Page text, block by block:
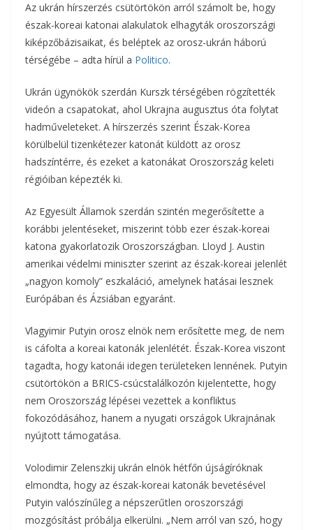
e
b
o
o
k
t
t
e
r
e
r
i
l
s
z
m
e
g
Az ukrán hírszerzés csütörtökön arról számolt be, hogy
észak-koreai katonai alakulatok elhagyták oroszországi
kiképzőbázisaikat, és beléptek az orosz-ukrán háború
térségébe – adta hírül a Politico.
Ukrán ügynökök szerdán Kurszk térségében rögzítették
videón a csapatokat, ahol Ukrajna augusztus óta folytat
hadműveleteket. A hírszerzés szerint Észak-Korea
körülbelül tizenkétezer katonát küldött az orosz
hadszíntérre, és ezeket a katonákat Oroszország keleti
régióiban képezték ki.
Az Egyesült Államok szerdán szintén megerősítette a
korábbi jelentéseket, miszerint több ezer észak-koreai
katona gyakorlatozik Oroszországban. Lloyd J. Austin
amerikai védelmi miniszter szerint az észak-koreai jelenlét
„nagyon komoly” eszkaláció, amelynek hatásai lesznek
Európában és Ázsiában egyaránt.
Vlagyimir Putyin orosz elnök nem erősítette meg, de nem
is cáfolta a koreai katonák jelenlétét. Észak-Korea viszont
tagadta, hogy katonái idegen területeken lennének. Putyin
csütörtökön a BRICS-csúcstalálkozón kijelentette, hogy
nem Oroszország lépései vezettek a konfliktus
fokozódásához, hanem a nyugati országok Ukrajnának
nyújtott támogatása.
Volodimir Zelenszkij ukrán elnök hétfőn újságíróknak
elmondta, hogy az észak-koreai katonák bevetésével
Putyin valószínűleg a népszerűtlen oroszországi
mozgósítást próbálja elkerülni. „Nem arról van szó, hogy